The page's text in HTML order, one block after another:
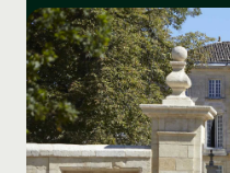
caractéristiques de son
graves günziennes
sol d’argiles bleues de
l’encépagement du cru
de cabernets en lieu et